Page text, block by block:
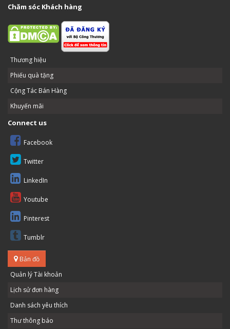
Chăm sóc Khách hàng
Thương hiệu
Phiếu quà tặng
Cộng Tác Bán Hàng
Khuyến mãi
Connect us
Facebook
Twitter
LinkedIn
Youtube
Pinterest
Tumblr
Bản đồ
Quản lý Tài khoản
Lịch sử đơn hàng
Danh sách yêu thích
Thư thông báo